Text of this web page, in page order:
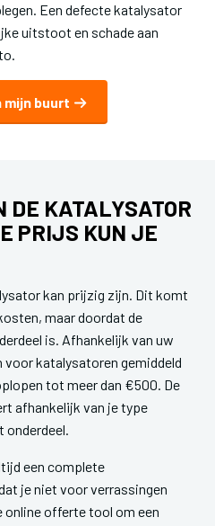
Een defecte katalysator
uitstoot en schade aan
buurt
DE KATALYSATOR
PRIJS KUN JE
kan prijzig zijn. Dit komt
maar doordat de
is. Afhankelijk van uw
katalysatoren gemiddeld
tot meer dan €500. De
afhankelijk van je type
onderdeel.
een complete
je niet voor verrassingen
online offerte tool om een